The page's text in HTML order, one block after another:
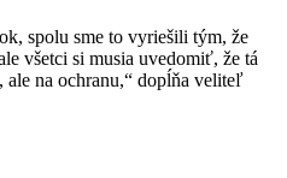
spolu sme to vyriešili tým, že
všetci si musia uvedomiť, že tá
ale na ochranu,“ dopĺňa veliteľ